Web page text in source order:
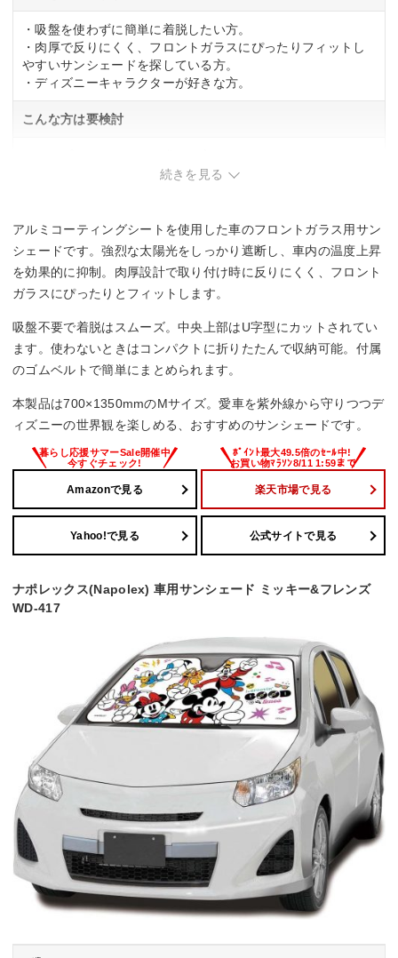
・吸盤を使わずに簡単に着脱したい方。
・肉厚で反りにくく、フロントガラスにぴったりフィットし
やすいサンシェードを探している方。
・ディズニーキャラクターが好きな方。
こんな方は要検討
続きを見る
アルミコーティングシートを使用した車のフロントガラス用サン
シェードです。強烈な太陽光をしっかり遮断し、車内の温度上昇
を効果的に抑制。肉厚設計で取り付け時に反りにくく、フロント
ガラスにぴったりとフィットします。
吸盤不要で着脱はスムーズ。中央上部はU字型にカットされてい
ます。使わないときはコンパクトに折りたたんで収納可能。付属
のゴムベルトで簡単にまとめられます。
本製品は700×1350mmのMサイズ。愛車を紫外線から守りつつデ
ィズニーの世界観を楽しめる、おすすめのサンシェードです。
Amazonで見る 楽天市場で見る
Yahoo!で見る 公式サイトで見る
ナポレックス(Napolex) 車用サンシェード ミッキー&フレンズ
WD-417